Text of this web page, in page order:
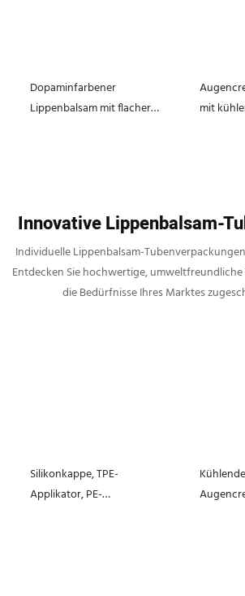
Dopaminfarbener
Lippenbalsam mit flacher
mit
Innovative Lippenbalsam-
Individuelle Lippenbalsam-
Entdecken Sie hochwertige, umweltfreundliche
die Bedürfnisse Ihres Marktes
Silikonkappe, TPE-
Applikator, PE-